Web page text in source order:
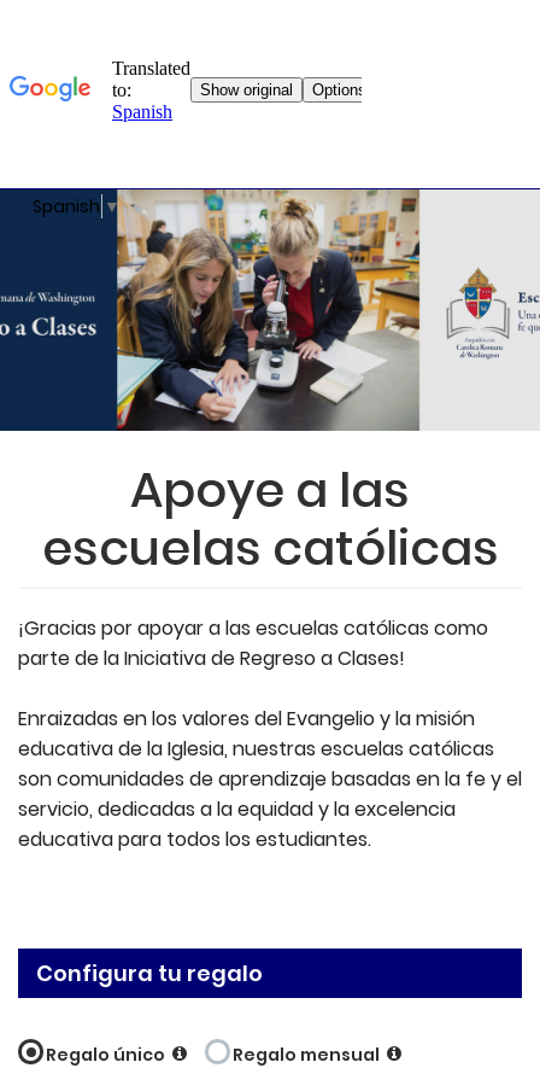
Spanish ▼
Apoye a las
escuelas católicas
¡Gracias por apoyar a las escuelas católicas como
parte de la Iniciativa de Regreso a Clases!
Enraizadas en los valores del Evangelio y la misión
educativa de la Iglesia, nuestras escuelas católicas
son comunidades de aprendizaje basadas en la fe y el
servicio, dedicadas a la equidad y la excelencia
educativa para todos los estudiantes.
Configura tu regalo
Regalo único
Regalo mensual